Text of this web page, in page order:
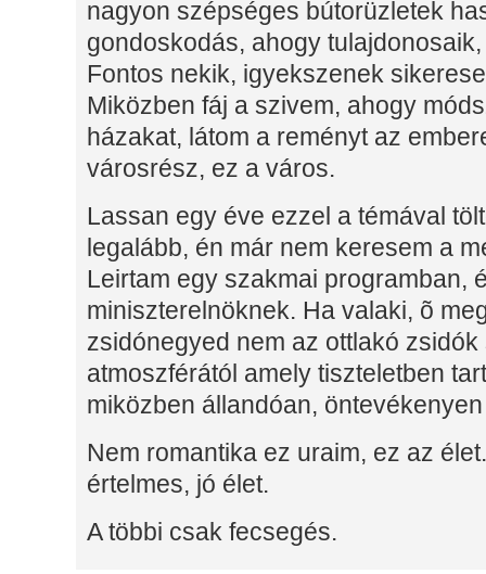
nagyon szépséges bútorüzletek
gondoskodás, ahogy
Fontos nekik, igyekszenek
Miközben fáj a szivem, ahogy
házakat, látom a reményt az
városrész, ez a város.
Lassan egy éve ezzel a témával
legalább, én már nem keresem a
Leirtam egy szakmai programban,
miniszterelnöknek. Ha valaki, õ
zsidónegyed nem az ottlakó
atmoszférától amely tiszteletben
miközben állandóan,
Nem romantika ez uraim, ez az
értelmes, jó élet.
A többi csak fecsegés.